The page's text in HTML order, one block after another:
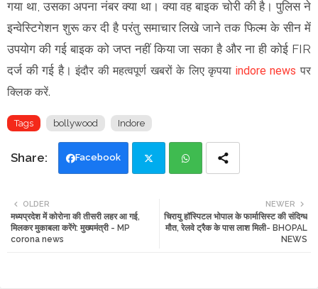
गया था, उसका अपना नंबर क्या था। क्या वह बाइक चोरी की है। पुलिस ने
इन्वेस्टिगेशन शुरू कर दी है परंतु समाचार लिखे जाने तक फिल्म के सीन में
उपयोग की गई बाइक को जप्त नहीं किया जा सका है और ना ही कोई FIR
दर्ज की गई है।इंदौर की महत्वपूर्ण खबरों के लिए कृपया indore news पर
क्लिक करें.
Tags bollywood Indore
Facebook
ats
NEWER
चिरायु हॉस्पिटल भोपाल के फार्मासिस्ट की संदिग्ध
मौत, रेलवे ट्रैक के पास लाश मिली- BHOPAL
NEWS
OLDER
मध्यप्रदेश में कोरोना की तीसरी लहर आ गई,
मिलकर मुकाबला करेंगे: मुख्यमंत्री - MP
corona news